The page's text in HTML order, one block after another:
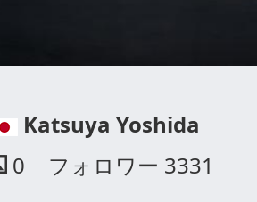
Katsuya Yoshida
0
フォロワー 3331